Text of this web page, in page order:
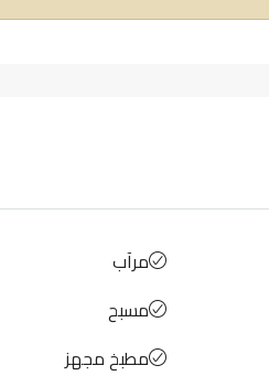
مرآب
مسبح
مطبخ مجهز